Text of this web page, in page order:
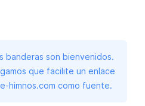
banderas son bienvenidos.
que facilite un enlace
himnos.com como fuente.